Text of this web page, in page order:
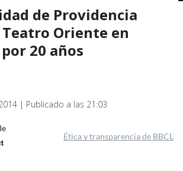
de Providencia
Oriente en
20 años
| Publicado a las 21:03
Ética y transparencia de BBCL